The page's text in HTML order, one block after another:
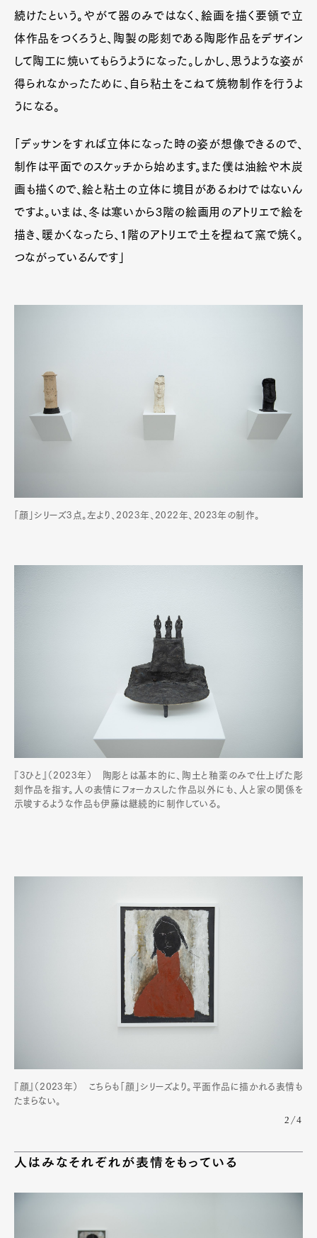
続けたという。やがて器のみではなく、絵画を描く要領で立
体作品をつくろうと、陶製の彫刻である陶彫作品をデザイン
して陶工に焼いてもらうようになった。しかし、思うような姿が
得られなかったために、自ら粘土をこねて焼物制作を行うよ
うになる。
「デッサンをすれば立体になった時の姿が想像できるので、
制作は平面でのスケッチから始めます。また僕は油絵や木炭
画も描くので、絵と粘土の立体に境目があるわけではないん
ですよ。いまは、冬は寒いから3階の絵画用のアトリエで絵を
描き、暖かくなったら、1階のアトリエで土を捏ねて窯で焼く。
つながっているんです」
「顔」シリーズ3点。左より、2023年、2022年、2023年の制作。
『3ひと』（2023年） 陶彫とは基本的に、陶土と釉薬のみで仕上げた彫
刻作品を指す。人の表情にフォーカスした作品以外にも、人と家の関係を
示唆するような作品も伊藤は継続的に制作している。
『顔』（2023年） こちらも「顔」シリーズより。平面作品に描かれる表情も
たまらない。
2/4
人はみなそれぞれが表情をもっている